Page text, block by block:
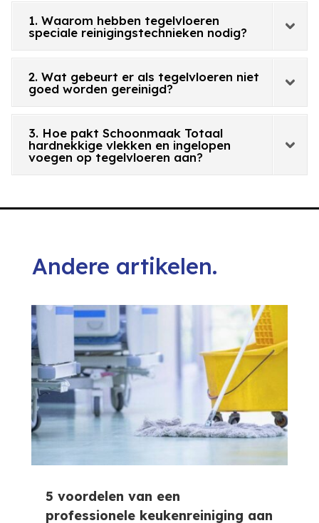
1. Waarom hebben tegelvloeren
speciale reinigingstechnieken nodig?
2. Wat gebeurt er als tegelvloeren niet
goed worden gereinigd?
3. Hoe pakt Schoonmaak Totaal
hardnekkige vlekken en ingelopen
voegen op tegelvloeren aan?
Andere artikelen.
5 voordelen van een
professionele keukenreiniging aan